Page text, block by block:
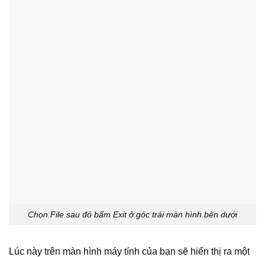
Chọn File sau đó bấm Exit ở góc trái màn hình bên dưới
Lúc này trên màn hình máy tính của bạn sẽ hiển thị ra một